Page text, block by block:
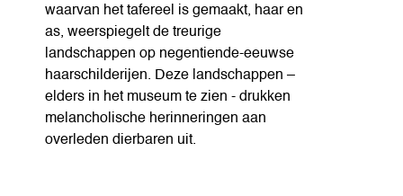
waarvan het tafereel is gemaakt, haar en
as, weerspiegelt de treurige
landschappen op negentiende-eeuwse
haarschilderijen. Deze landschappen –
elders in het museum te zien - drukken
melancholische herinneringen aan
overleden dierbaren uit.